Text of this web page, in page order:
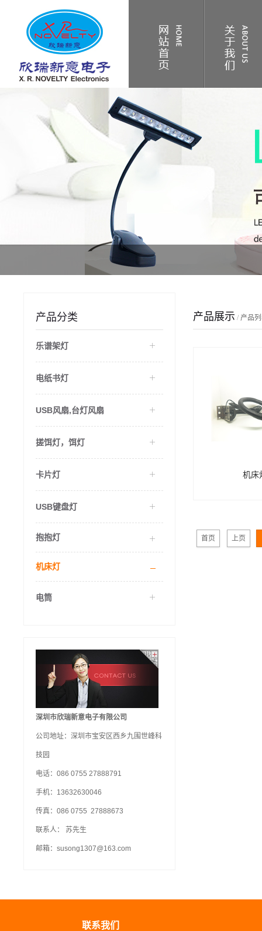
产品分类
乐谱架灯
电纸书灯
USB风扇,台灯风扇
搓饵灯，饵灯
卡片灯
USB键盘灯
抱抱灯
机床灯
电筒
深圳市欣瑞新意电子有限公司
公司地址：深圳市宝安区西乡九围世峰科
技园
电话：086 0755 27888791
手机：13632630046
传真：086 0755 27888673
联系人： 苏先生
邮箱：susong1307@163.com
产品展示 / 产品
机床
首页 上页
联系我们